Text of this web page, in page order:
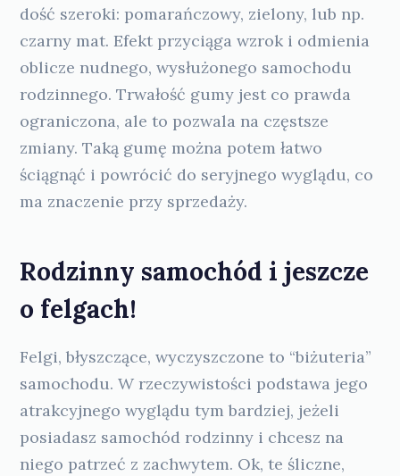
dość szeroki: pomarańczowy, zielony, lub np.
czarny mat. Efekt przyciąga wzrok i odmienia
oblicze nudnego, wysłużonego samochodu
rodzinnego. Trwałość gumy jest co prawda
ograniczona, ale to pozwala na częstsze
zmiany. Taką gumę można potem łatwo
ściągnąć i powrócić do seryjnego wyglądu, co
ma znaczenie przy sprzedaży.
Rodzinny samochód i jeszcze
o felgach!
Felgi, błyszczące, wyczyszczone to “biżuteria”
samochodu. W rzeczywistości podstawa jego
atrakcyjnego wyglądu tym bardziej, jeżeli
posiadasz samochód rodzinny i chcesz na
niego patrzeć z zachwytem. Ok, te śliczne,